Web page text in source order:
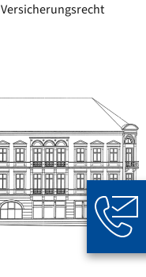
Versicherungsrecht